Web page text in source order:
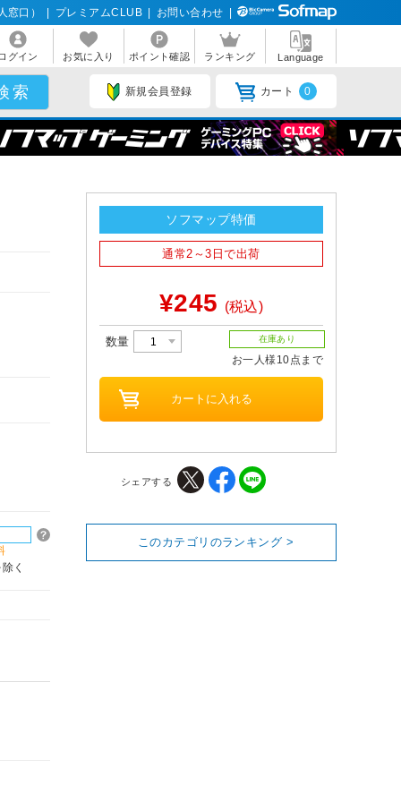
窓口） プレミアムCLUB お問い合わせ
グイン お気に入り ポイント確認 ランキング Language
新規会員登録 カート 0
く
ソフマップ特価
通常2～3日で出荷
¥245 (税込)
数量 在庫あり
お一人様10点まで
シェアする
このカテゴリのランキング >